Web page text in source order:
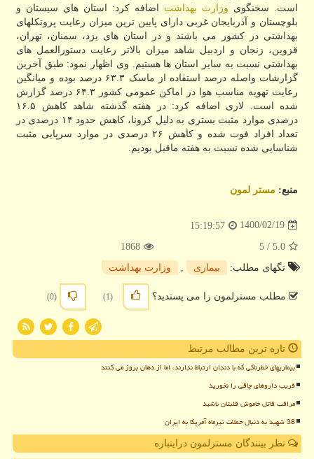
است. سخنگوی وزارت بهداشت اضافه کرد: استان های سیستان و
بلوچستان و آذربایجان غربی دارای پایین ترین میزان رعایت پروتکلهای
بهداشتی در کشور می باشند و در استان های یزد، سمنان، تهران،
قزوین، زنجان و اردبیل شاهد میزان بالاتر رعایت دستورالعمل های
بهداشتی نسبت به سایر استان ها هستیم. وی اظهار نمود: طبق آخرین
گزارشات واصله درصد استفاده از ماسک ۶۳.۳ درصد بوده و میانگین
رعایت تهویه مناسب هوا در اماکن عمومی کشور ۶۴.۳ درصد گزارش
شده است. لاری اضافه کرد: در هفته گذشته شاهد کاهش ۱۶.۵
درصدی موارد مثبت بستری به دلیل کرونا، کاهش حدود ۱۴ درصدی در
تعداد افراد فوت شده و کاهش ۲۶ درصدی در موارد سرپایی مثبت
شناسایی شده نسبت به هفته ماقبل بودیم.
منبع: مستر لمون
1400/02/19
15:19:57
5.0
/ 5
1868
تگهای مطلب:
بیماری وزارت بهداشت
مطلب مسترلمون را می پسندید؟ (1)
(0)
تازه ترین مطالب مرتبط
بیماریهای خطرناکی که با دندان ارتباط ندارند، اما از دهان بروز می کنند
فریب داروهای چاقی را نخورید
مراقب قاتل خاموش قلبتان باشید
38 شهید به دنبال حملات تیرماه آمریکا به ایران
نظر بینندگان مسترلمون دراینباره